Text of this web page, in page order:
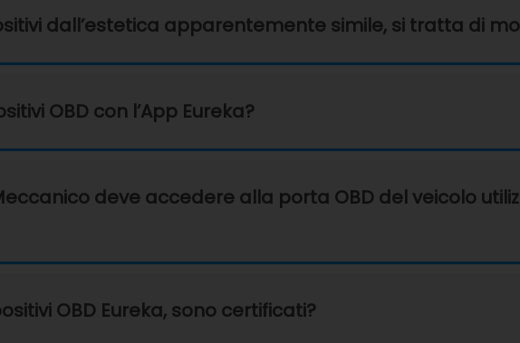
dall’estetica apparentemente simile, si tratta di
OBD con l’App Eureka?
deve accedere alla porta OBD del veicolo
OBD Eureka, sono certificati?